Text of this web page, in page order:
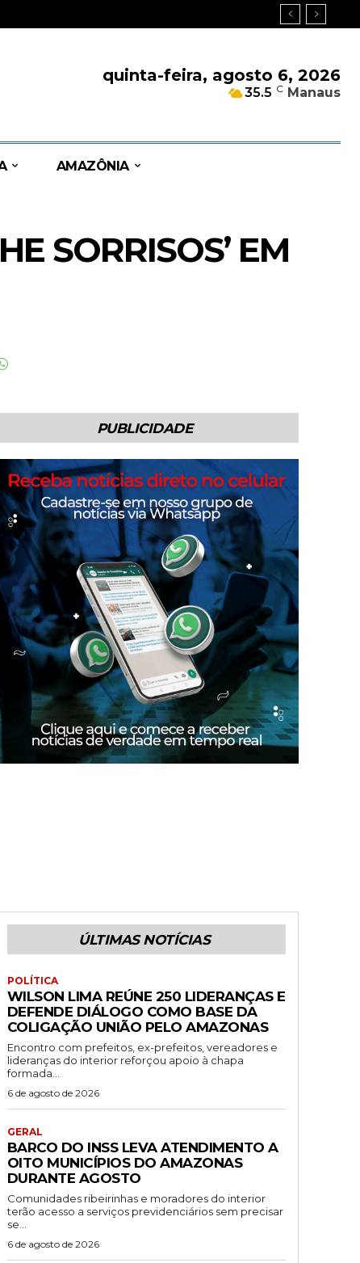
quinta-feira, agosto 6, 2026
35.5 C Manaus
AMAZÔNIA
SORRISOS’ EM
PUBLICIDADE
ÚLTIMAS NOTÍCIAS
POLÍTICA
WILSON LIMA REÚNE 250 LIDERANÇAS E
DEFENDE DIÁLOGO COMO BASE DA
COLIGAÇÃO UNIÃO PELO AMAZONAS
Encontro com prefeitos, ex-prefeitos, vereadores e
lideranças do interior reforçou apoio à chapa
formada...
6 de agosto de 2026
GERAL
BARCO DO INSS LEVA ATENDIMENTO A
OITO MUNICÍPIOS DO AMAZONAS
DURANTE AGOSTO
Comunidades ribeirinhas e moradores do interior
terão acesso a serviços previdenciários sem precisar
se...
6 de agosto de 2026